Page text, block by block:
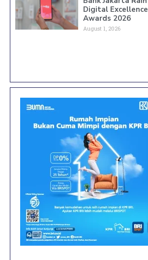
Digital Excellence
Awards 2026
August 1, 2026